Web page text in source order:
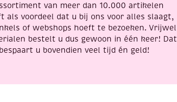
van meer dan 10.000 artikelen
als voordeel dat u bij ons voor alles slaagt,
of webshops hoeft te bezoeken. Vrijwel
bestelt u dus gewoon in één keer! Dat
u bovendien veel tijd én geld!